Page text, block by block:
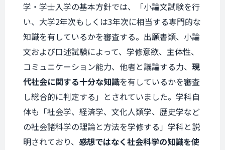
学・学士入学の基本方針では、「小論文試験を行
い、大学2年次もしくは3年次に相当する専門的な
知識を有しているかを審査する。出願書類、小論
文および口述試験によって、学修意欲、主体性、
コミュニケーション能力、他者と議論する力、 現
代社会に関する十分な知識を有しているかを審査
し総合的に判定する」とされていました。学科自
体も「社会学、経済学、文化人類学、歴史学など
の社会諸科学の理論と方法を学修する」学科と説
明されており、 感想ではなく社会科学の知識を使